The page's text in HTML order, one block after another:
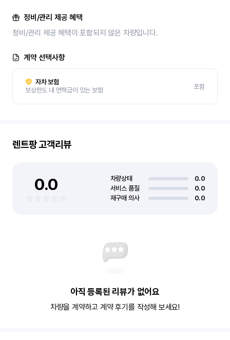
정비/관리 제공 혜택
정비/관리 제공 혜택이 포함되지 않은 차량입니다.
계약 선택사항
자차 보험
보상한도 내 면책금이 있는 보험
포함
렌트팡고객리뷰
0.0 차량상태
0.0
서비스 품질
0.0
재구매 의사
0.0
아직 등록된 리뷰가 없어요
차량을 계약하고 계약 후기를 작성해 보세요!